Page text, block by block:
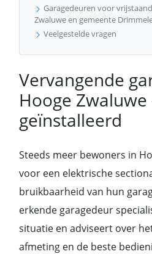
Garagedeuren voor
Zwaluwe en gemeente
Veelgestelde vragen
Vervangende
Hooge
geïnstalleerd
Steeds meer bewoners in
voor een elektrische
bruikbaarheid van hun
erkende garagedeur
situatie en adviseert over
afmeting en de beste